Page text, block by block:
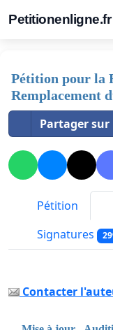
Petitionenligne.fr
Pétition pour la
Remplacement
Partager sur
Pétition
Signatures
Contacter